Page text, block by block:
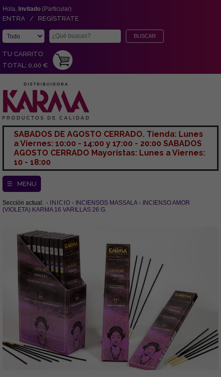
Hola, Invitado (Particular)
ENTRA / REGÍSTRATE
TU CARRITO
TOTAL: 0,00 €
SABADOS DE AGOSTO CERRADO. Tienda: Lunes
a Viernes: 10:00 - 14:00 y 17:00 - 20:00 SABADOS
AGOSTO CERRADO Mayoristas: Lunes a Viernes:
10 - 18:00
☰ MENU
Sección actual: INICIO INCIENSOS MASSALA
INCIENSO AMOR
(VIOLETA) KARMA 16 VARILLAS 26 G.